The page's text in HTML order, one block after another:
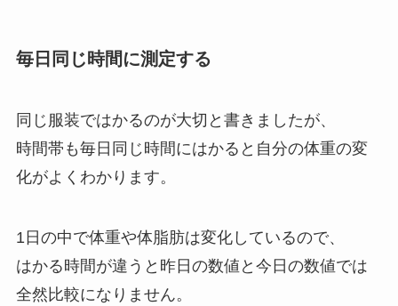
毎日同じ時間に測定する
同じ服装ではかるのが大切と書きましたが、
時間帯も毎日同じ時間にはかると自分の体重の変
化がよくわかります。
1日の中で体重や体脂肪は変化しているので、
はかる時間が違うと昨日の数値と今日の数値では
全然比較になりません。